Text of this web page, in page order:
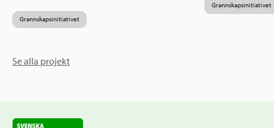
Grannskapsinitiativet
Grannskapsinitiativet
Se alla projekt